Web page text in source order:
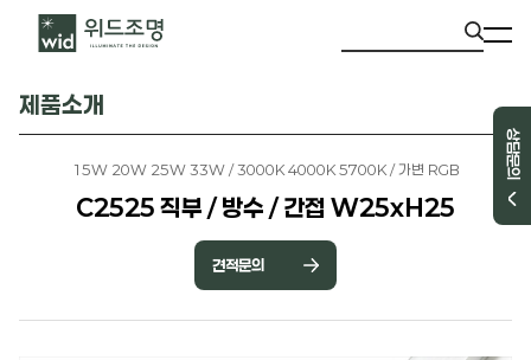
상담문의
제품소개
15W 20W 25W 33W / 3000K 4000K 5700K / 가변 RGB
C2525 직부 / 방수 / 간접 W25xH25
견적문의